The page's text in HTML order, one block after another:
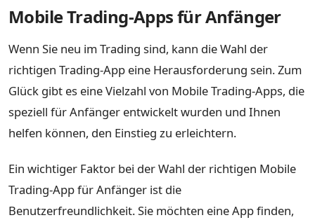
Mobile Trading-Apps für Anfänger
Wenn Sie neu im Trading sind, kann die Wahl der
richtigen Trading-App eine Herausforderung sein. Zum
Glück gibt es eine Vielzahl von Mobile Trading-Apps, die
speziell für Anfänger entwickelt wurden und Ihnen
helfen können, den Einstieg zu erleichtern.
Ein wichtiger Faktor bei der Wahl der richtigen Mobile
Trading-App für Anfänger ist die
Benutzerfreundlichkeit. Sie möchten eine App finden,